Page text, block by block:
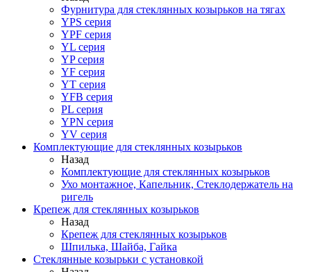
Фурнитура для стеклянных козырьков на тягах
YPS серия
YPF серия
YL серия
YP серия
YF серия
YT серия
YFB серия
PL серия
YPN серия
YV серия
Комплектующие для стеклянных козырьков
Назад
Комплектующие для стеклянных козырьков
Ухо монтажное, Капельник, Стеклодержатель на
ригель
Крепеж для стеклянных козырьков
Назад
Крепеж для стеклянных козырьков
Шпилька, Шайба, Гайка
Стеклянные козырьки с установкой